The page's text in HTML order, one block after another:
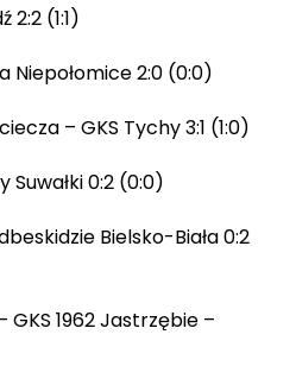
2:2 (1:1)
Niepołomice 2:0 (0:0)
– GKS Tychy 3:1 (1:0)
Suwałki 0:2 (0:0)
Bielsko-Biała 0:2
1962 Jastrzębie –